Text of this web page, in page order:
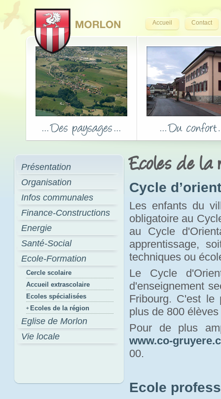
Accueil Contact
Présentation
Organisation
Infos communales
Finance-Constructions
Energie
Santé-Social
Ecole-Formation
Cercle scolaire
Accueil extrascolaire
Ecoles spécialisées
Ecoles de la région
Eglise de Morlon
Vie locale
Ecoles de la
Cycle
Les enfants du
obligatoire au
au Cycle
apprentissage,
techniques ou
Le Cycle
d'enseignement
Fribourg. C'est le
plus de 800
Pour de plus
www.co-
00.
Ecole